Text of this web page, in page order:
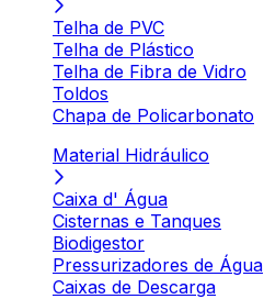
Telha de PVC
Telha de Plástico
Telha de Fibra de Vidro
Toldos
Chapa de Policarbonato
Material Hidráulico
Caixa d' Água
Cisternas e Tanques
Biodigestor
Pressurizadores de Água
Caixas de Descarga